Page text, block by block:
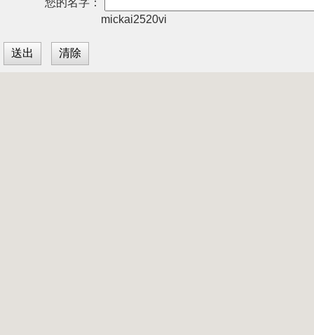
您的名字：
mickai2520vi